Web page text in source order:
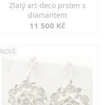
Zlatý art-deco prsten s
diamantem
11 500 Kč
NOVÉ